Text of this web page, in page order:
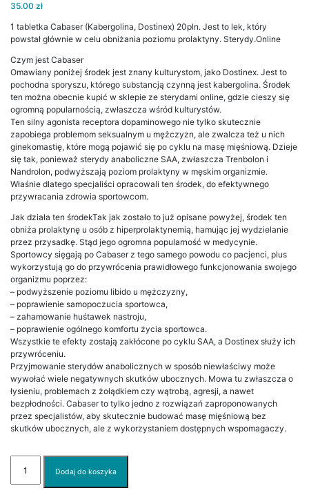
35.00 zł
1 tabletka Cabaser (Kabergolina, Dostinex) 20pln. Jest to lek, który
powstał głównie w celu obniżania poziomu prolaktyny. Sterydy.Online
Czym jest Cabaser
Omawiany poniżej środek jest znany kulturystom, jako Dostinex. Jest to
pochodna sporyszu, którego substancją czynną jest kabergolina. Środek
ten można obecnie kupić w sklepie ze sterydami online, gdzie cieszy się
ogromną popularnością, zwłaszcza wśród kulturystów.
Ten silny agonista receptora dopaminowego nie tylko skutecznie
zapobiega problemom seksualnym u mężczyzn, ale zwalcza też u nich
ginekomastię, które mogą pojawić się po cyklu na masę mięśniową. Dzieje
się tak, ponieważ sterydy anaboliczne SAA, zwłaszcza Trenbolon i
Nandrolon, podwyższają poziom prolaktyny w męskim organizmie.
Właśnie dlatego specjaliści opracowali ten środek, do efektywnego
przywracania zdrowia sportowcom.
Jak działa ten środekTak jak zostało to już opisane powyżej, środek ten
obniża prolaktynę u osób z hiperprolaktynemią, hamując jej wydzielanie
przez przysadkę. Stąd jego ogromna popularność w medycynie.
Sportowcy sięgają po Cabaser z tego samego powodu co pacjenci, plus
wykorzystują go do przywrócenia prawidłowego funkcjonowania swojego
organizmu poprzez:
– podwyższenie poziomu libido u mężczyzny,
– poprawienie samopoczucia sportowca,
– zahamowanie huśtawek nastroju,
– poprawienie ogólnego komfortu życia sportowca.
Wszystkie te efekty zostają zakłócone po cyklu SAA, a Dostinex służy ich
przywróceniu.
Przyjmowanie sterydów anabolicznych w sposób niewłaściwy może
wywołać wiele negatywnych skutków ubocznych. Mowa tu zwłaszcza o
łysieniu, problemach z żołądkiem czy wątrobą, agresji, a nawet
bezpłodności. Cabaser to tylko jedno z rozwiązań zaproponowanych
przez specjalistów, aby skutecznie budować masę mięśniową bez
skutków ubocznych, ale z wykorzystaniem dostępnych wspomagaczy.
tab
Dodaj do koszyka